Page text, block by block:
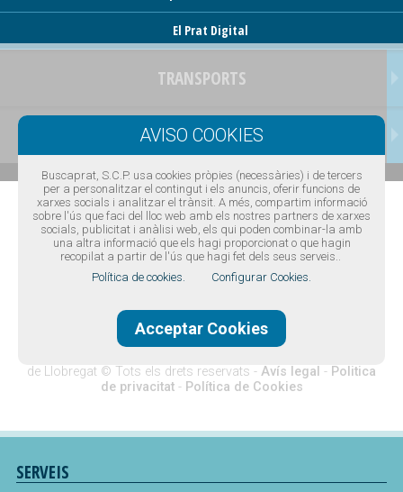
El Prat Digital
TRANSPORTS
CONTACTAR
Disseny web Barcelona·Buscaprat aColor
de Llobregat © Tots els drets reservats - Avís legal - Politica
de privacitat- Política de Cookies
SERVEIS
Buscaprat, S.C.P. usa cookies pròpies (necessàries) i de tercers
per a personalitzar el contingut i els anuncis, oferir funcions de
xarxes socials i analitzar el trànsit. A més, compartim informació
sobre l'ús que faci del lloc web amb els nostres partners de xarxes
socials, publicitat i anàlisi web, els qui poden combinar-la amb
una altra informació que els hagi proporcionat o que hagin
recopilat a partir de l'ús que hagi fet dels seus serveis..
Política de cookies.
Configurar Cookies.
Acceptar Cookies